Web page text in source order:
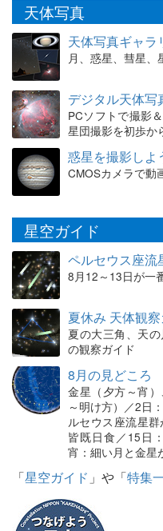
天体写真
天体写真ギャラ
月、惑星、彗星
デジタル天体写
PCソフトで撮影
星団撮影を初歩か
惑星を撮影しよ
CMOSカメラで動
星空ガイド
ペルセウス座流
8月12～13日が一
夏休み 天体観
夏の大三角、天
の観察ガイド
8月の見どころ
金星（夕方～宵
～明け方）／2日
ルセウス座流星
皆既日食／15日
宵：細い月と金
「星空ガイド 」や「特集